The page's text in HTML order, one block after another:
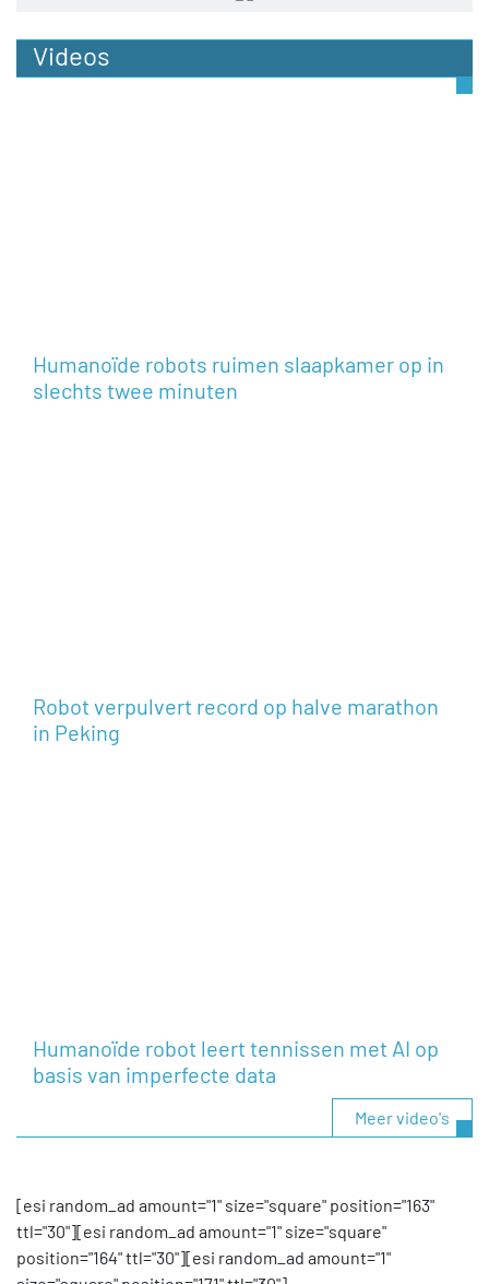
Videos
Humanoïde robots ruimen slaapkamer op in
slechts twee minuten
Robot verpulvert record op halve marathon
in Peking
Humanoïde robot leert tennissen met AI op
basis van imperfecte data
Meer video's
[esi random_ad amount="1" size="square" position="163"
ttl="30"][esi random_ad amount="1" size="square"
position="164" ttl="30"][esi random_ad amount="1"